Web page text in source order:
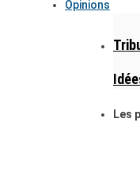
Opinions
Les